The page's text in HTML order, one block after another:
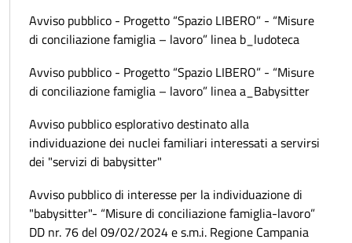
Avviso pubblico - Progetto “Spazio LIBERO” - “Misure
di conciliazione famiglia – lavoro” linea b_ludoteca
Avviso pubblico - Progetto “Spazio LIBERO” - “Misure
di conciliazione famiglia – lavoro” linea a_Babysitter
Avviso pubblico esplorativo destinato alla
individuazione dei nuclei familiari interessati a servirsi
dei "servizi di babysitter"
Avviso pubblico di interesse per la individuazione di
"babysitter"- “Misure di conciliazione famiglia-lavoro”
DD nr. 76 del 09/02/2024 e s.m.i. Regione Campania